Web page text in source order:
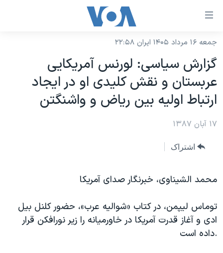
لینکهای
دسترسی
جهش
محتوای
اصلی
صفحه
به
نسخه سبک وب‌سایت
موضوع ها
ایران
آمریکا
جهان
گزیده‌ها
ویدیوها
فرهنگ و زندگی
برنامه های تلویزیونی
جدول برنامه ها
صفحه‌های ویژه
عملیات خشم حماسی
بایگانی برنامه‌های تلویزیونی
مستندها
پخش رادیویی
یادگیری زبان انگلیسی
دنبال کنید
جمعه ۱۶ مرداد ۱۴۰۵ ایران ۲۲:۵۸
گزارش سیاسی: لورنس آمریکایی
عربستان و نقش کلیدی او در ایجاد
ارتباط اولیه بین ریاض و واشنگتن
۱۷ آبان ۱۳۸۷
اشتراک
محمد الشیناوی، خبرنگار صدای آمریکا
توماس لیپمن، در کتاب «شوالیه عرب»، حضور کلنل بیل
ادی و آغاز قدرت آمریکا در خاورمیانه را زیر نورافکن قرار
داده است.